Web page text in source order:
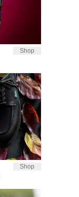
Shop
Shop